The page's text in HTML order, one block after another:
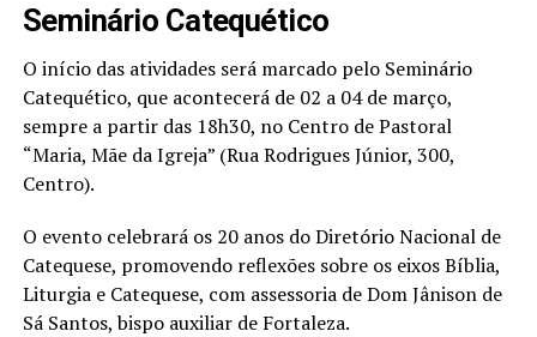
Seminário Catequético
O início das atividades será marcado pelo Seminário
Catequético, que acontecerá de 02 a 04 de março,
sempre a partir das 18h30, no Centro de Pastoral
“Maria, Mãe da Igreja” (Rua Rodrigues Júnior, 300,
Centro).
O evento celebrará os 20 anos do Diretório Nacional de
Catequese, promovendo reflexões sobre os eixos Bíblia,
Liturgia e Catequese, com assessoria de Dom Jânison de
Sá Santos, bispo auxiliar de Fortaleza.